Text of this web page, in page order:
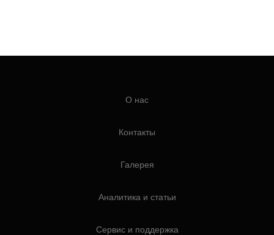
О нас
Контакты
Галерея
Аналитика и статьи
Сервис и поддержка